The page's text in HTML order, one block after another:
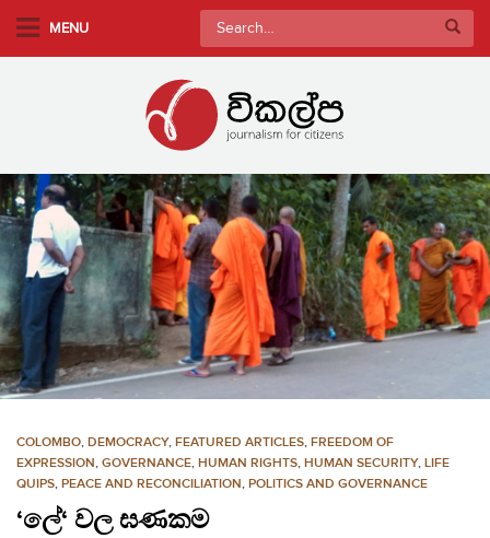
m
a
i
n
o
n
t
e
MENU
Search
for:
COLOMBO, DEMOCRACY, FEATURED ARTICLES, FREEDOM OF
EXPRESSION, GOVERNANCE, HUMAN RIGHTS, HUMAN SECURITY, LIFE
QUIPS, PEACE AND RECONCILIATION, POLITICS AND GOVERNANCE
‘ලේ‘ වල ඝණකම